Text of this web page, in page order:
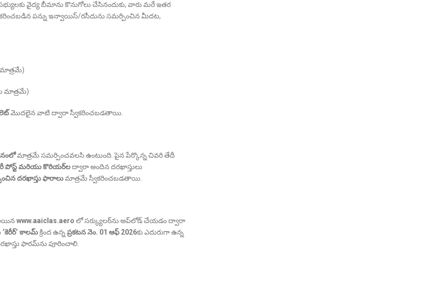
వైద్య బీమాను కొనుగోలు చేసినందుకు, వారు మరే ఇతర
పన్ను ఇన్వాయిస్/రసీదును సమర్పించిన మీదట,
మాత్రమే)
మాత్రమే)
మొదలైన వాటి ద్వారా స్వీకరించబడతాయి.
మాత్రమే సమర్పించవలసి ఉంటుంది. పైన పేర్కొన్న చివరి తేదీ
పోస్ట్ మరియు కొరియర్‌లద్వారా అందిన దరఖాస్తులు
దరఖాస్తు ఫారాలుమాత్రమే స్వీకరించబడతాయి.
అయినwww.aaiclas.aero లో సర్క్యులర్‌ను అప్‌లోడ్ చేయడం ద్వారా
‘కెరీర్’ కాలమ్క్రింద ఉన్నప్రకటన నెం. 01 ఆఫ్ 2026కు ఎదురుగా ఉన్న
ఫారమ్‌ను పూరించాలి.